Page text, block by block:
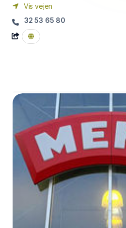
Vis vejen
32 53 65 80